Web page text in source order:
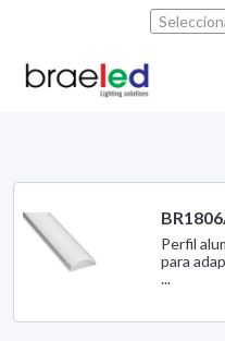
Perfil
para
...